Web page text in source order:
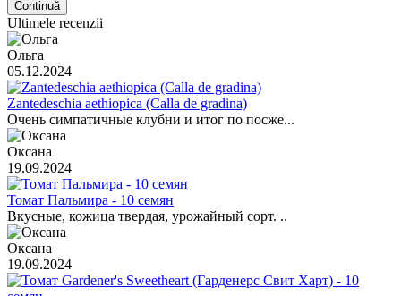
Continuă
Ultimele recenzii
Ольга
05.12.2024
Zantedeschia aethiopica (Calla de gradina)
Очень симпатичные клубни и итог по посже...
Оксана
19.09.2024
Томат Пальмира - 10 семян
Вкусные, кожица твердая, урожайный сорт. ..
Оксана
19.09.2024